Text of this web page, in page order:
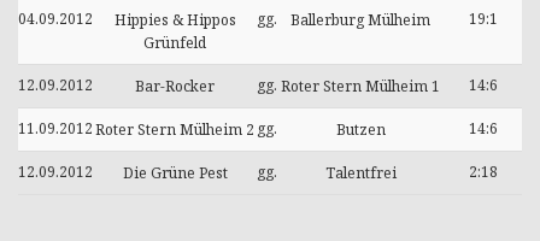
04.09.2012
Hippies & Hippos
Grünfeld
gg. Ballerburg Mülheim 19:1
12.09.2012 Bar-Rocker gg. Roter Stern Mülheim 1 14:6
11.09.2012Roter Stern Mülheim 2 gg. Butzen 14:6
12.09.2012 Die Grüne Pest gg. Talentfrei 2:18